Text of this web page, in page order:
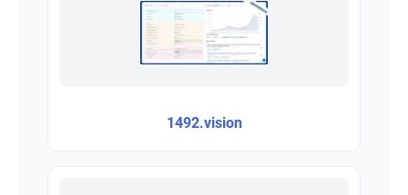
1492.vision